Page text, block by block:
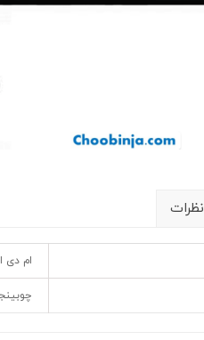
نظرات
ام دی